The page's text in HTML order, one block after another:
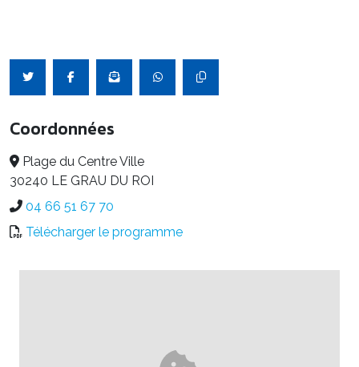
Coordonnées
Plage du Centre Ville
30240 LE GRAU DU ROI
04 66 51 67 70
Télécharger le programme